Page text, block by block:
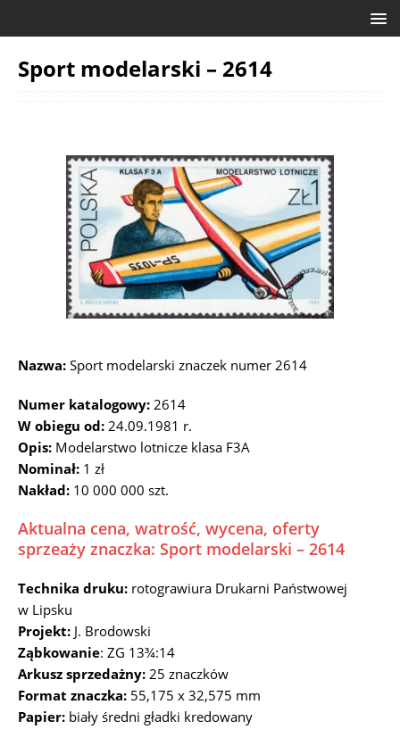
Sport modelarski – 2614
Nazwa: Sport modelarski znaczek numer 2614
Numer katalogowy: 2614
W obiegu od: 24.09.1981 r.
Opis: Modelarstwo lotnicze klasa F3A
Nominał: 1 zł
Nakład: 10 000 000 szt.
Aktualna cena, watrość, wycena, oferty
sprzeaży znaczka: Sport modelarski – 2614
Technika druku: rotograwiura Drukarni Państwowej
w Lipsku
Projekt: J. Brodowski
Ząbkowanie: ZG 13¾:14
Arkusz sprzedażny: 25 znaczków
Format znaczka: 55,175 x 32,575 mm
Papier: biały średni gładki kredowany